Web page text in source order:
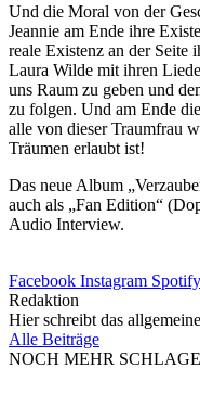
Und die Moral von der
Jeannie am Ende ihre
reale Existenz an der Seite
Laura Wilde mit ihren
uns Raum zu geben und
zu folgen. Und am Ende
alle von dieser Traumfrau
Träumen erlaubt ist!
Das neue Album
auch als „Fan Edition“
Audio Interview.
Facebook Instagram Spotify
Redaktion
Hier schreibt das
Alle Beiträge
NOCH MEHR